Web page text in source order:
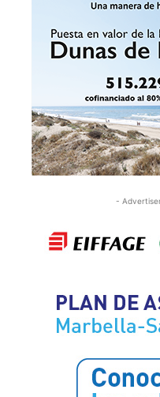
-